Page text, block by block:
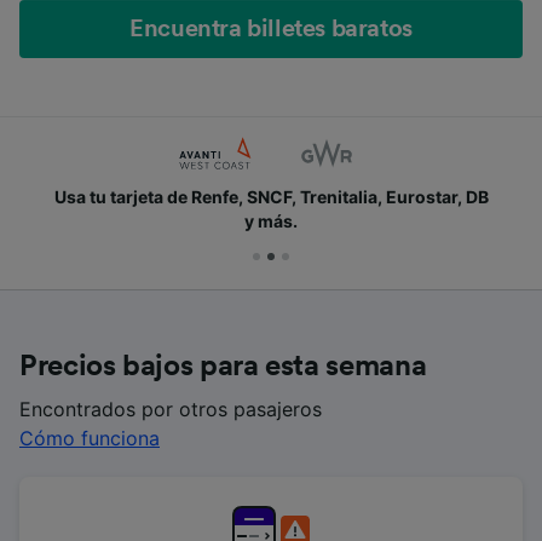
Encuentra billetes baratos
Usa tu tarjeta de Renfe, SNCF, Trenitalia, Eurostar, DB
y más.
Precios bajos para esta semana
Encontrados por otros pasajeros
Cómo funciona